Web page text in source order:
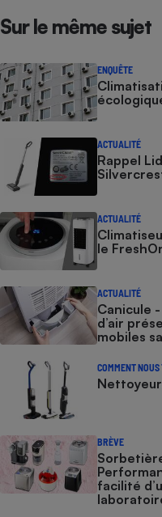
Sur le même sujet
ENQUÊTE
ACTUALITÉ
Rappel
ACTUALITÉ
le
ACTUALITÉ
Canicule
d’air
mobiles
COMMENT NOUS
BRÈVE
facilité